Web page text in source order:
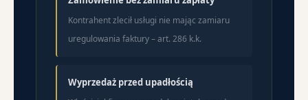
Kontrahent zlecił usługi nie mając zamiaru
uregulowania faktury – art. 286 k.k.
Wyprzedaż przed upadłością